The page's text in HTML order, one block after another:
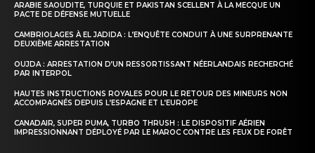
ARABIE SAOUDITE, TURQUIE ET PAKISTAN SCELLENT À LA MECQUE UN
PACTE DE DÉFENSE MUTUELLE
CAMBRIOLAGES À EL JADIDA : L’ENQUÊTE CONDUIT À UNE SURPRENANTE
DEUXIÈME ARRESTATION
OUJDA : ARRESTATION D’UN RESSORTISSANT NÉERLANDAIS RECHERCHÉ
PAR INTERPOL
HAUTES INSTRUCTIONS ROYALES POUR LE RETOUR DES MINEURS NON
ACCOMPAGNÉS DEPUIS L’ESPAGNE ET L’EUROPE
CANADAIR, SUPER PUMA, TURBO THRUSH : LE DISPOSITIF AÉRIEN
IMPRESSIONNANT DÉPLOYÉ PAR LE MAROC CONTRE LES FEUX DE FORÊT